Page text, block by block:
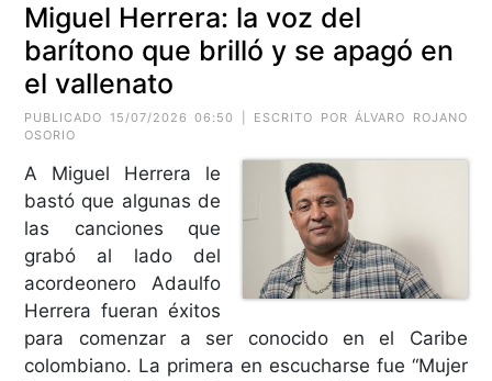
Miguel Herrera: la voz del
barítono que brilló y se apagó en
el vallenato
PUBLICADO 15/07/2026 06:50 | ESCRITO POR ÁLVARO ROJANO
OSORIO
A Miguel Herrera le
bastó que algunas de
las canciones que
grabó al lado del
acordeonero Adaulfo
Herrera fueran éxitos
para comenzar a ser conocido en el Caribe
colombiano. La primera en escucharse fue “Mujer